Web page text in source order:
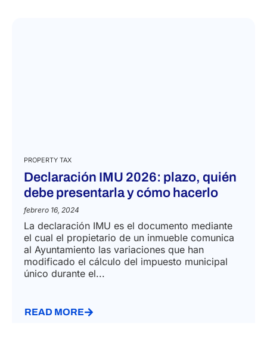
PROPERTY TAX
Declaración IMU 2026: plazo, quién
debe presentarla y cómo hacerlo
febrero 16, 2024
La declaración IMU es el documento mediante
el cual el propietario de un inmueble comunica
al Ayuntamiento las variaciones que han
modificado el cálculo del impuesto municipal
único durante el...
READ MORE